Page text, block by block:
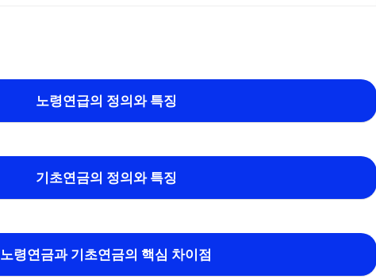
노령연급의 정의와 특징
기초연금의 정의와 특징
노령연금과 기초연금의 핵심 차이점